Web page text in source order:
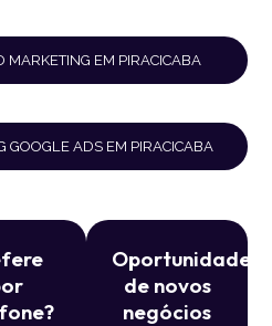
EM PIRACICABA
GOOGLE ADS EM PIRACICABA
Oportunidade
de novos
negócios